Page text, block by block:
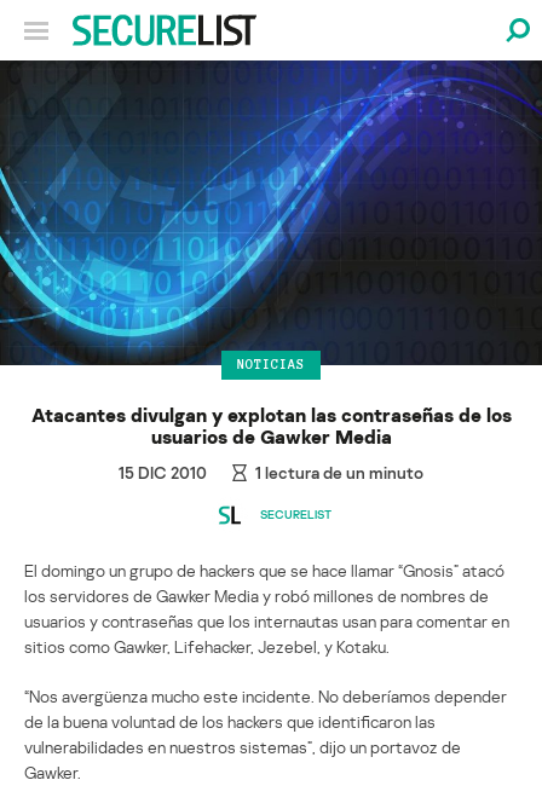
NOTICIAS
Atacantes divulgan y explotan las contraseñas de los
usuarios de Gawker Media
15 DIC 2010 1 lectura de un minuto
SECURELIST
El domingo un grupo de hackers que se hace llamar “Gnosis” atacó
los servidores de Gawker Media y robó millones de nombres de
usuarios y contraseñas que los internautas usan para comentar en
sitios como Gawker, Lifehacker, Jezebel, y Kotaku.
“Nos avergüenza mucho este incidente. No deberíamos depender
de la buena voluntad de los hackers que identificaron las
vulnerabilidades en nuestros sistemas”, dijo un portavoz de
Gawker.